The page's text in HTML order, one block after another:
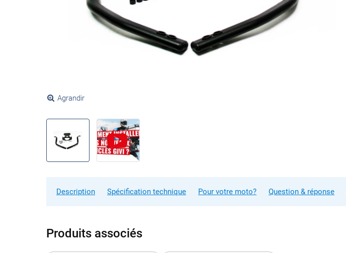
Agrandir
Description Spécification technique Pour votre moto? Question & réponse
Produits associés